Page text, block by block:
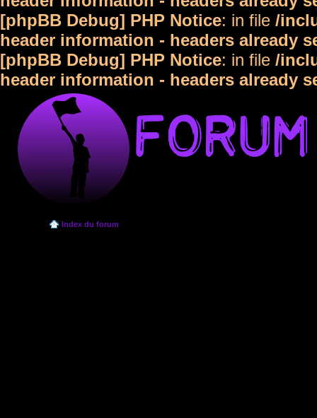
[phpBB Debug] PHP Notice: in file /
header information - headers already
[phpBB Debug] PHP Notice: in file /
header information - headers already
Index du forum